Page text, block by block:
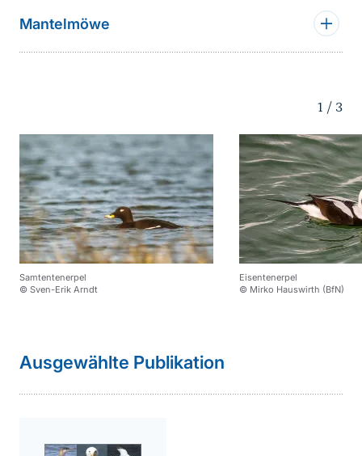
Mantelmöwe
1 / 3
Samtentenerpel
© Sven-Erik Arndt
Eisentenerpel
© Mirko Hauswirth (BfN)
weiterführender
Ausgewählte Publikation